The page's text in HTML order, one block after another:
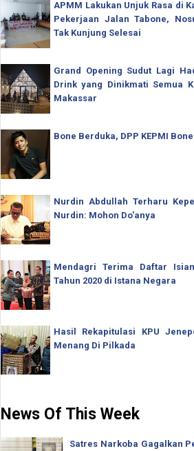
APMM Lakukan Unjuk Rasa di
Pekerjaan Jalan Tabone,
Tak Kunjung Selesai
Grand Opening Sudut Lagi
Drink yang Dinikmati Semua
Makassar
Bone Berduka, DPP KEPMI
Nurdin Abdullah Terharu
Nurdin: Mohon Do'anya
Mendagri Terima Daftar
Tahun 2020 di Istana Negara
Hasil Rekapitulasi KPU
Menang Di Pilkada
News Of This Week
Satres Narkoba Gagalkan